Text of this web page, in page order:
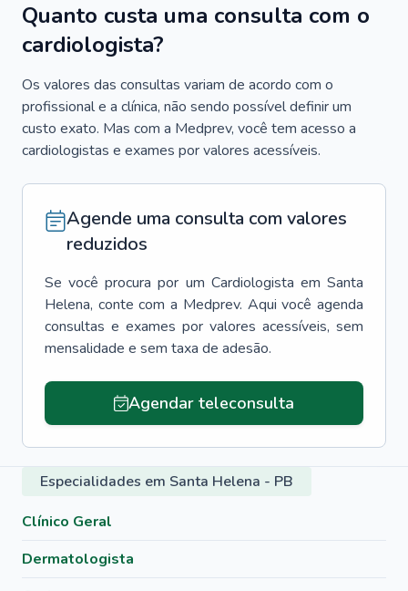
Quanto custa uma consulta com o
cardiologista?
Os valores das consultas variam de acordo com o
profissional e a clínica, não sendo possível definir um
custo exato. Mas com a Medprev, você tem acesso a
cardiologistas e exames por valores acessíveis.
Agende uma consulta com valores
reduzidos
Se você procura por um Cardiologista em Santa
Helena, conte com a Medprev. Aqui você agenda
consultas e exames por valores acessíveis, sem
mensalidade e sem taxa de adesão.
Agendar teleconsulta
Especialidades em Santa Helena - PB
Clínico Geral
Dermatologista